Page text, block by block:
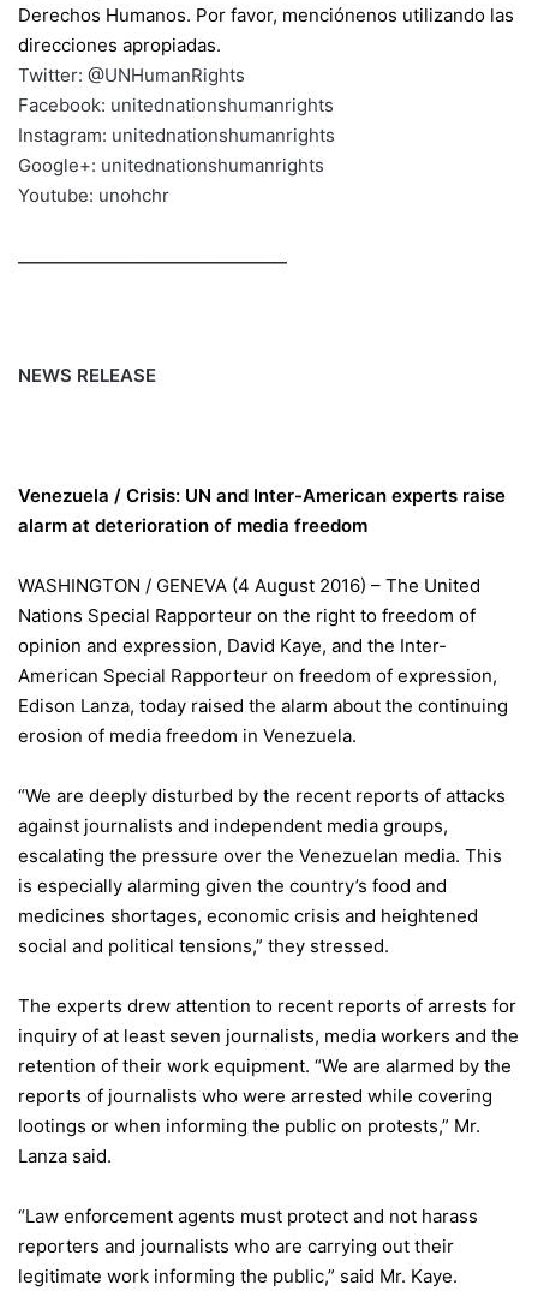
Derechos Humanos. Por favor, menciónenos utilizando las
direcciones apropiadas.
Twitter: @UNHumanRights
Facebook: unitednationshumanrights
Instagram: unitednationshumanrights
Google+: unitednationshumanrights
Youtube: unohchr
NEWS RELEASE
Venezuela / Crisis: UN and Inter-American experts raise
alarm at deterioration of media freedom
WASHINGTON / GENEVA (4 August 2016) – The United
Nations Special Rapporteur on the right to freedom of
opinion and expression, David Kaye, and the Inter-
American Special Rapporteur on freedom of expression,
Edison Lanza, today raised the alarm about the continuing
erosion of media freedom in Venezuela.
“We are deeply disturbed by the recent reports of attacks
against journalists and independent media groups,
escalating the pressure over the Venezuelan media. This
is especially alarming given the country’s food and
medicines shortages, economic crisis and heightened
social and political tensions,” they stressed.
The experts drew attention to recent reports of arrests for
inquiry of at least seven journalists, media workers and the
retention of their work equipment. “We are alarmed by the
reports of journalists who were arrested while covering
lootings or when informing the public on protests,” Mr.
Lanza said.
“Law enforcement agents must protect and not harass
reporters and journalists who are carrying out their
legitimate work informing the public,” said Mr. Kaye.